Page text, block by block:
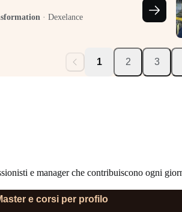
· Dexelance
1 2 3
e manager che contribuiscono ogni
e corsi per profilo